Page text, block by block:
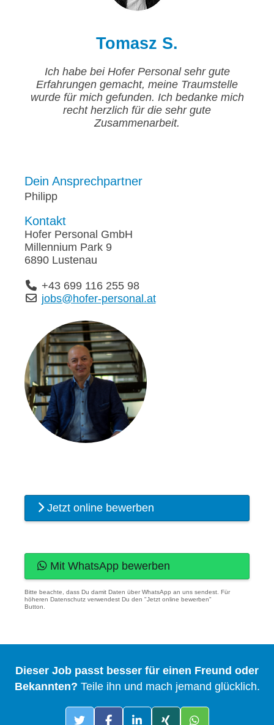
Tomasz S.
Ich habe bei Hofer Personal sehr gute
Erfahrungen gemacht, meine Traumstelle
wurde für mich gefunden. Ich bedanke mich
recht herzlich für die sehr gute
Zusammenarbeit.
Dein Ansprechpartner
Philipp
Kontakt
Hofer Personal GmbH
Millennium Park 9
6890 Lustenau
+43 699 116 255 98
jobs@hofer-personal.at
Jetzt online bewerben
Mit WhatsApp bewerben
Bitte beachte, dass Du damit Daten über WhatsApp an uns sendest. Für
höheren Datenschutz verwendest Du den "Jetzt online bewerben"
Button.
Dieser Job passt besser für einen Freund oder
Bekannten? Teile ihn und mach jemand glücklich.